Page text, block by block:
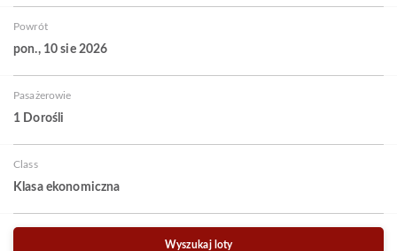
Powrót
pon., 10 sie 2026
Pasażerowie
1 Dorośli
Class
Klasa ekonomiczna
Wyszukaj loty